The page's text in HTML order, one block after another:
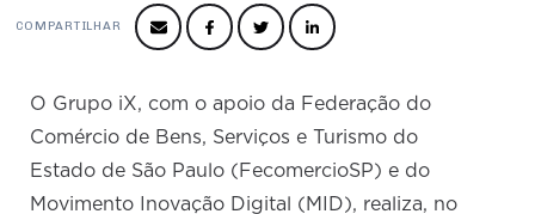
Afixação de preços e fiscalização
Logística Reversa
SENAC
Cecomercio
Conselho de Assuntos Tributários
Conselho de Economia Empresarial e Política
Conselho Superior de Direito
Conselho do Comércio Atacadista
COMPARTILHAR
O Grupo iX, com o apoio da Federação do
Comércio de Bens, Serviços e Turismo do
Estado de São Paulo (FecomercioSP) e do
Movimento Inovação Digital (MID), realiza, no